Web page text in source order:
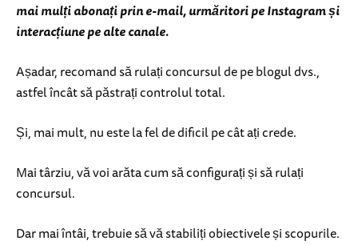
mai mulți abonați prin e-mail, urmăritori pe Instagram și
interacțiune pe alte canale.
Așadar, recomand să rulați concursul de pe blogul dvs.,
astfel încât să păstrați controlul total.
Și, mai mult, nu este la fel de dificil pe cât ați crede.
Mai târziu, vă voi arăta cum să configurați și să rulați
concursul.
Dar mai întâi, trebuie să vă stabiliți obiectivele și scopurile.